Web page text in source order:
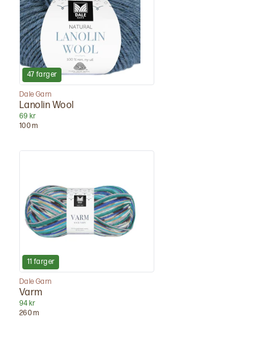
47 farger
Dale Garn
Lanolin Wool
69 kr
100m
11 farger
Dale Garn
Varm
94 kr
260m